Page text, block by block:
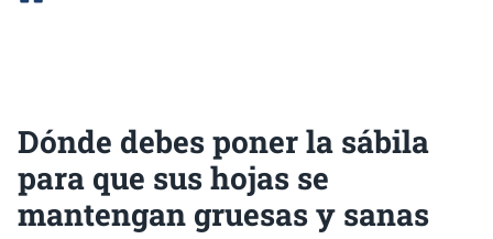
Dónde debes poner la sábila
para que sus hojas se
mantengan gruesas y sanas